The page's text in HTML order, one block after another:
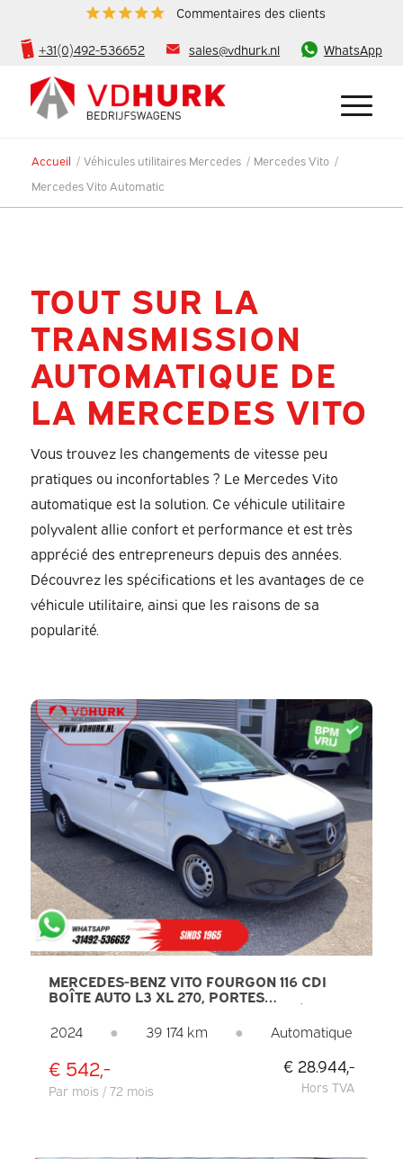
Commentaires des clients
+31(0)492-536652 sales@vdhurk.nl WhatsApp
Accueil / Véhicules utilitaires Mercedes / Mercedes Vito /
Mercedes Vito Automatic
TOUT SUR LA
TRANSMISSION
AUTOMATIQUE DE
LA MERCEDES VITO
Vous trouvez les changements de vitesse peu
pratiques ou inconfortables ? Le Mercedes Vito
automatique est la solution. Ce véhicule utilitaire
polyvalent allie confort et performance et est très
apprécié des entrepreneurs depuis des années.
Découvrez les spécifications et les avantages de ce
véhicule utilitaire, ainsi que les raisons de sa
popularité.
MERCEDES-BENZ VITO FOURGON 116 CDI
BOÎTE AUTO L3 XL 270, PORTES
CARPLAY / GPS / CAMÉRA / AIDE AU
STATIONNEMENT / RÉGULATEUR DE VITESSE
2024 ● 39 174 km ● Automatique
€ 542,-
Par mois / 72 mois
€ 28.944,-
Hors TVA